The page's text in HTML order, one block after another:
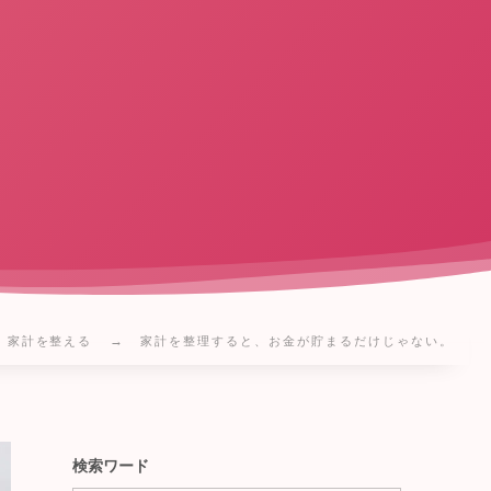
家計を整える 家計を整理すると、お金が貯まるだけじゃない。
検索ワード